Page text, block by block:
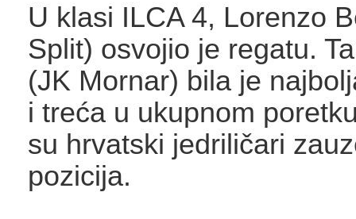
U klasi ILCA 4, Lorenzo
Split) osvojio je regatu.
(JK Mornar) bila je
i treća u ukupnom
su hrvatski jedriličari
pozicija.